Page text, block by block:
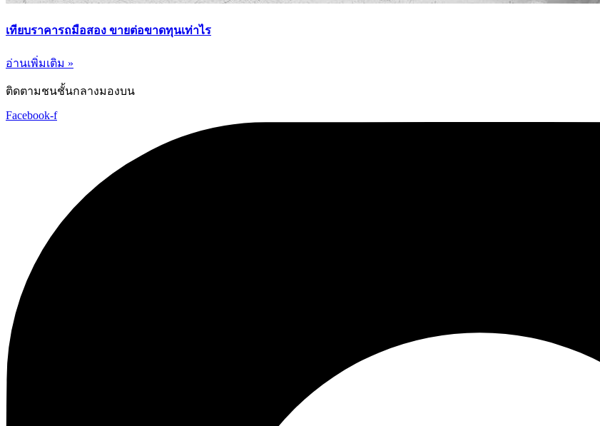
เทียบราคารถมือสอง ขายต่อขาดทุนเท่าไร
อ่านเพิ่มเติม »
ติดตามชนชั้นกลางมองบน
Facebook-f